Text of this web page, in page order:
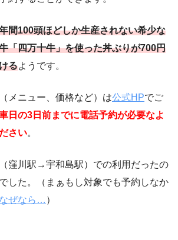
間100頭ほどしか生産されない希少な
「四万十牛」を使った丼ぶりが700円
るようです。
メニュー、価格など）は公式HPでご
日の3日前までに電話予約が必要なよ
さい。
窪川駅→宇和島駅）での利用だったの
した。（まぁもし対象でも予約しなか
なぜなら… ）